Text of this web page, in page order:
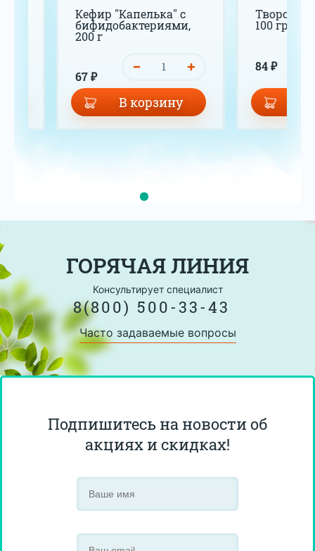
Кефир "Капелька" с
бифидобактериями,
200 г
67 ₽
В корзину
Творог
100 гр
84 ₽
ГОРЯЧАЯ ЛИНИЯ
Консультирует специалист
8(800) 500-33-43
Часто задаваемые вопросы
Подпишитесь на новости об
акциях и скидках!